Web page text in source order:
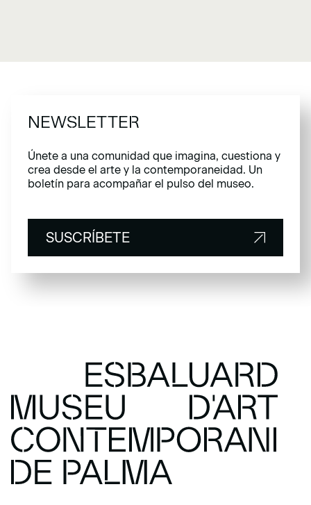
NEWSLETTER
Únete a una comunidad que imagina, cuestiona y
crea desde el arte y la contemporaneidad. Un
boletín para acompañar el pulso del museo.
SUSCRÍBETE
SUSCRÍBETE